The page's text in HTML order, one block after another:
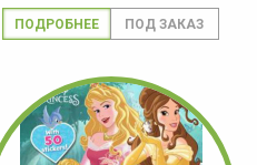
ПОДРОБНЕЕ